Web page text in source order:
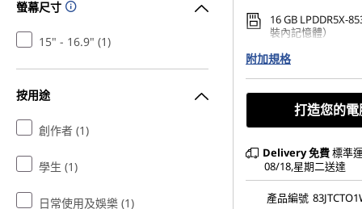
螢幕尺寸
15" - 16.9" (1)
按用途
創作者 (1)
學生 (1)
日常使用及娛樂 (1)
16 GB LPDDR5X-
裝內記憶體）
512 GB SSD M.2
附加規格
打造您的電
Delivery免費標準
08/18,星期二送達
產品編號